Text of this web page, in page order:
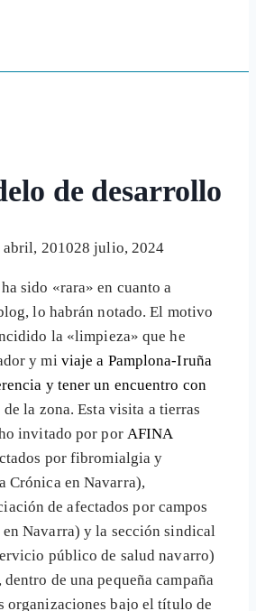
de desarrollo
abril, 201028 julio, 2024
sido «rara» en cuanto a
lo habrán notado. El motivo
la «limpieza» que he
y mi viaje a Pamplona-Iruña
y tener un encuentro con
de la zona. Esta visita a tierras
invitado por por AFINA
por fibromialgia y
Crónica en Navarra),
de afectados por campos
Navarra) y la sección sindical
público de salud navarro)
dentro de una pequeña campaña
organizaciones bajo el título de